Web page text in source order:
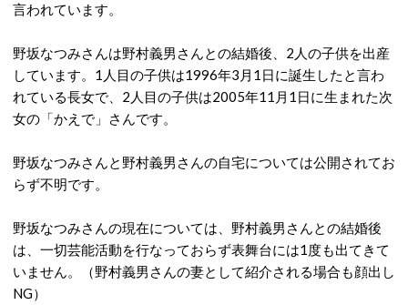
言われています。
野坂なつみさんは野村義男さんとの結婚後、2人の子供を出産
しています。1人目の子供は1996年3月1日に誕生したと言わ
れている長女で、2人目の子供は2005年11月1日に生まれた次
女の「かえで」さんです。
野坂なつみさんと野村義男さんの自宅については公開されてお
らず不明です。
野坂なつみさんの現在については、野村義男さんとの結婚後
は、一切芸能活動を行なっておらず表舞台には1度も出てきて
いません。（野村義男さんの妻として紹介される場合も顔出し
NG）